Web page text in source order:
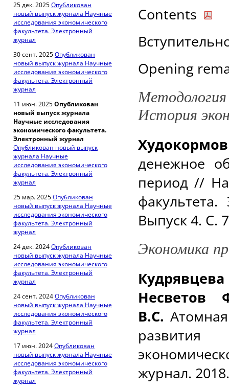
25 дек. 2025Опубликован
новый выпуск журнала Научные
исследования экономического
факультета. Электронный
журнал
30 сент. 2025Опубликован
новый выпуск журнала Научные
исследования экономического
факультета. Электронный
журнал
11 июн. 2025Опубликован
новый выпуск журнала
Научные исследования
экономического факультета.
Электронный журнал
Опубликован новый выпуск
журнала Научные
исследования экономического
факультета. Электронный
журнал
25 мар. 2025Опубликован
новый выпуск журнала Научные
исследования экономического
факультета. Электронный
журнал
24 дек. 2024Опубликован
новый выпуск журнала Научные
исследования экономического
факультета. Электронный
журнал
24 сент. 2024Опубликован
новый выпуск журнала Научные
исследования экономического
факультета. Электронный
журнал
17 июн. 2024Опубликован
новый выпуск журнала Научные
исследования экономического
факультета. Электронный
журнал
Contents
Opening
История
денежное
период //
Выпуск 4. С.
Экономика
Несветов
В.С.
журнал.